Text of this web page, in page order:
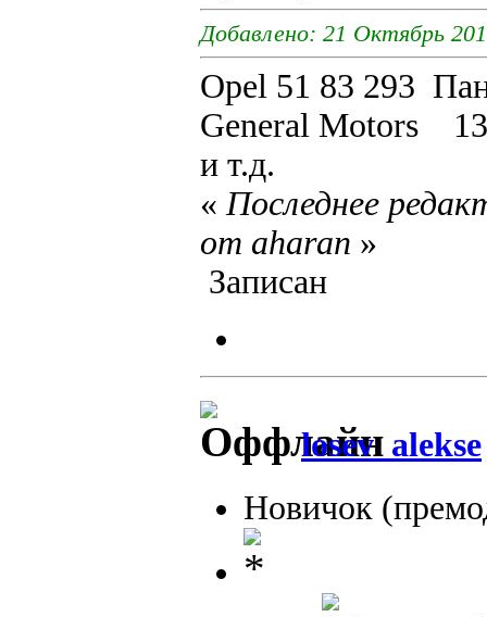
Добавлено: 21 Октябрь
Opel 51 83 293
General Motors
и т.д.
« Последнее
от aharan »
Записан
losev_alekse
Новичок